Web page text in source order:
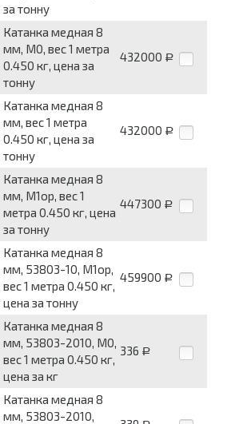
за тонну
Катанка медная 8
мм, М0, вес 1 метра
0.450 кг, цена за
тонну
432000 Р
Катанка медная 8
мм, вес 1 метра
0.450 кг, цена за
тонну
432000 Р
Катанка медная 8
мм, М1ор, вес 1
метра 0.450 кг, цена
за тонну
447300 Р
Катанка медная 8
мм, 53803-10, М1ор,
вес 1 метра 0.450 кг,
цена за тонну
459900 Р
Катанка медная 8
мм, 53803-2010, М0,
вес 1 метра 0.450 кг,
цена за кг
336 Р
Катанка медная 8
мм, 53803-2010,